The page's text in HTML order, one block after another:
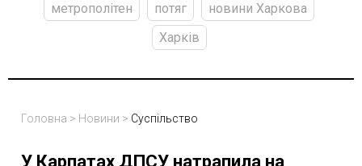
метрополітен
потяг
новини Харкова
Харків
Головна > Новини > Суспільство
У Карпатах ДПСУ натрапила на